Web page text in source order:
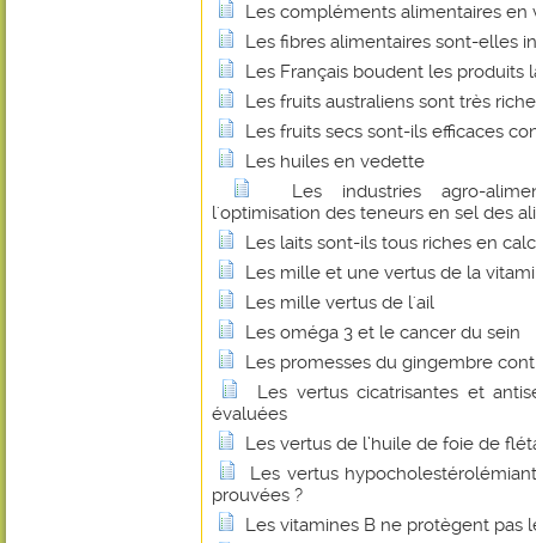
Les compléments alimentaires en
Les fibres alimentaires sont-elles
Les Français boudent les produits
Les fruits australiens sont très
Les fruits secs sont-ils efficaces
Les huiles en vedette
Les industries agro-
l'optimisation des teneurs en sel des
Les laits sont-ils tous riches en
Les mille et une vertus de la
Les mille vertus de l'ail
Les oméga 3 et le cancer du sein
Les promesses du gingembre
Les vertus cicatrisantes et
évaluées
Les vertus de l’huile de foie de
Les vertus
prouvées ?
Les vitamines B ne protègent pas